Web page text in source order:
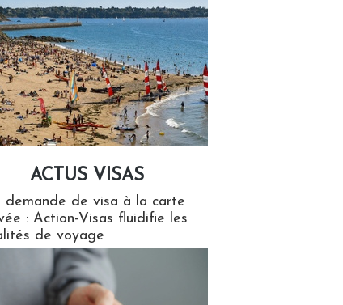
ACTUS VISAS
demande de visa à la carte
: Action-Visas fluidifie les
de voyage